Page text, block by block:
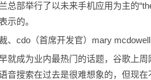
总部举行了以未来手机应用为主的
示的。
、cdo（首席开发官）mary mcdowell
就成为业内最热门的话题，谷歌上
音搜索在过去是很难想象的，但现